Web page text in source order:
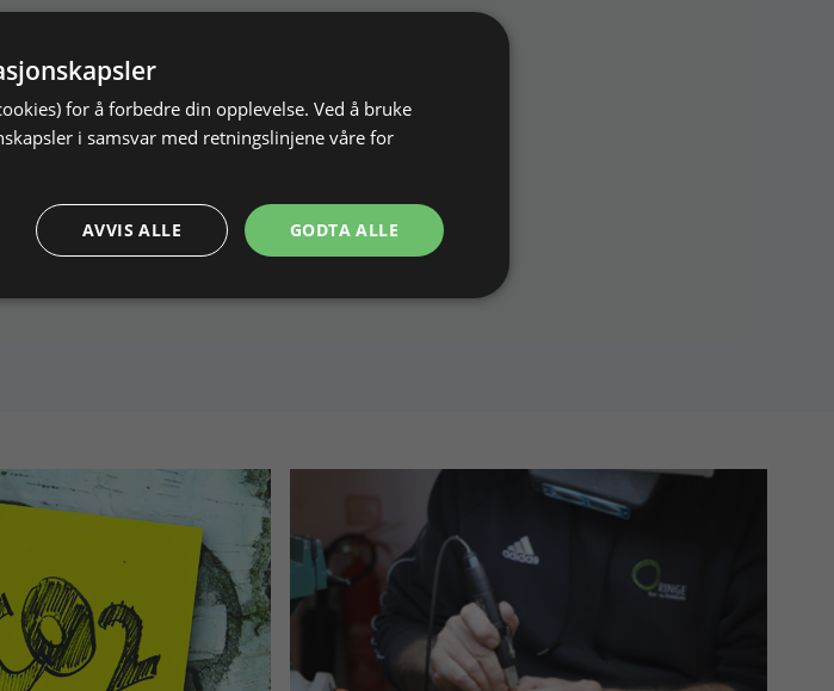
for å forbedre din opplevelse. Ved å bruke
i samsvar med retningslinjene våre for
GODTA ALLE
AVVIS ALLE